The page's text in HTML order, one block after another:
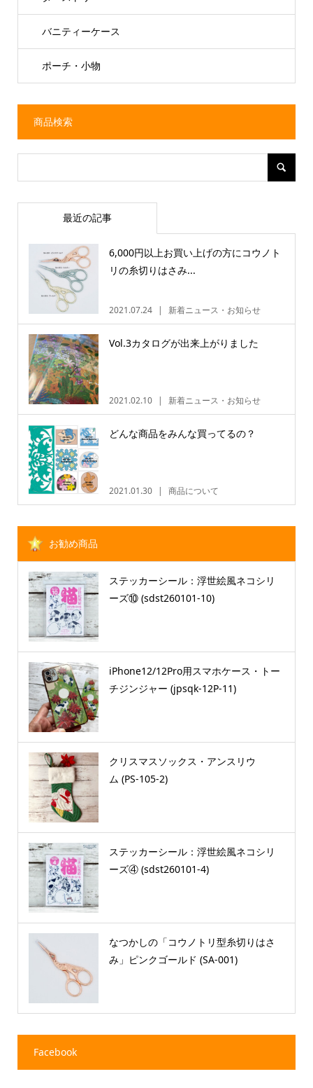
バニティーケース
ポーチ・小物
商品検索
最近の記事
6,000円以上お買い上げの方にコウノト
リの糸切りはさみ...
2021.07.24 新着ニュース・お知らせ
Vol.3カタログが出来上がりました
2021.02.10 新着ニュース・お知らせ
どんな商品をみんな買ってるの？
2021.01.30 商品について
お勧め商品
ステッカーシール：浮世絵風ネコシリ
ーズ⑩ (sdst260101-10)
iPhone12/12Pro用スマホケース・トー
チジンジャー (jpsqk-12P-11)
クリスマスソックス・アンスリウ
ム (PS-105-2)
ステッカーシール：浮世絵風ネコシリ
ーズ④ (sdst260101-4)
なつかしの「コウノトリ型糸切りはさ
み」ピンクゴールド (SA-001)
Facebook